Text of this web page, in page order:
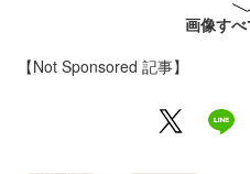
画像す
【Not Sponsored 記事】